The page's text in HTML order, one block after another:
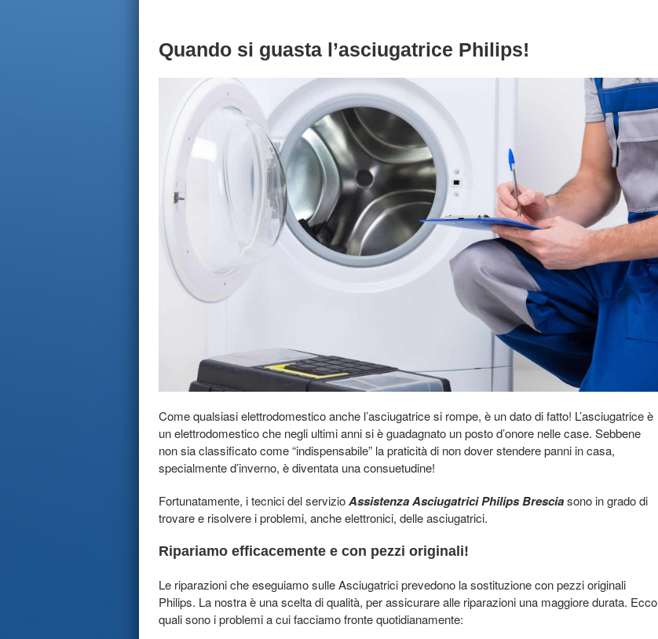
Quando si guasta l’asciugatrice Philips!
Come qualsiasi elettrodomestico anche l’asciugatrice si rompe, è un dato di fatto! L’asciugatrice è
un elettrodomestico che negli ultimi anni si è guadagnato un posto d’onore nelle case. Sebbene
non sia classificato come “indispensabile” la praticità di non dover stendere panni in casa,
specialmente d’inverno, è diventata una consuetudine!
Fortunatamente, i tecnici del servizioAssistenza Asciugatrici Philips Bresciasono in grado di
trovare e risolvere i problemi, anche elettronici, delle asciugatrici.
Ripariamo efficacemente e con pezzi originali!
Le riparazioni che eseguiamo sulle Asciugatrici prevedono la sostituzione con pezzi originali
Philips. La nostra è una scelta di qualità, per assicurare alle riparazioni una maggiore durata. Ecco
quali sono i problemi a cui facciamo fronte quotidianamente: